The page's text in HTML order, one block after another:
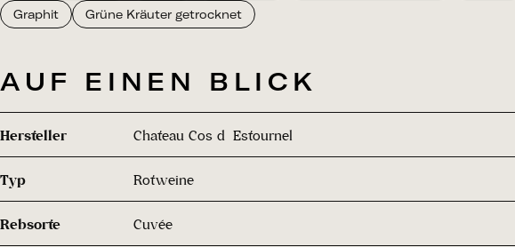
Graphit
Grüne Kräuter getrocknet
AUF EINEN BLICK
Hersteller Chateau Cos d´Estournel
Typ Rotweine
Rebsorte Cuvée